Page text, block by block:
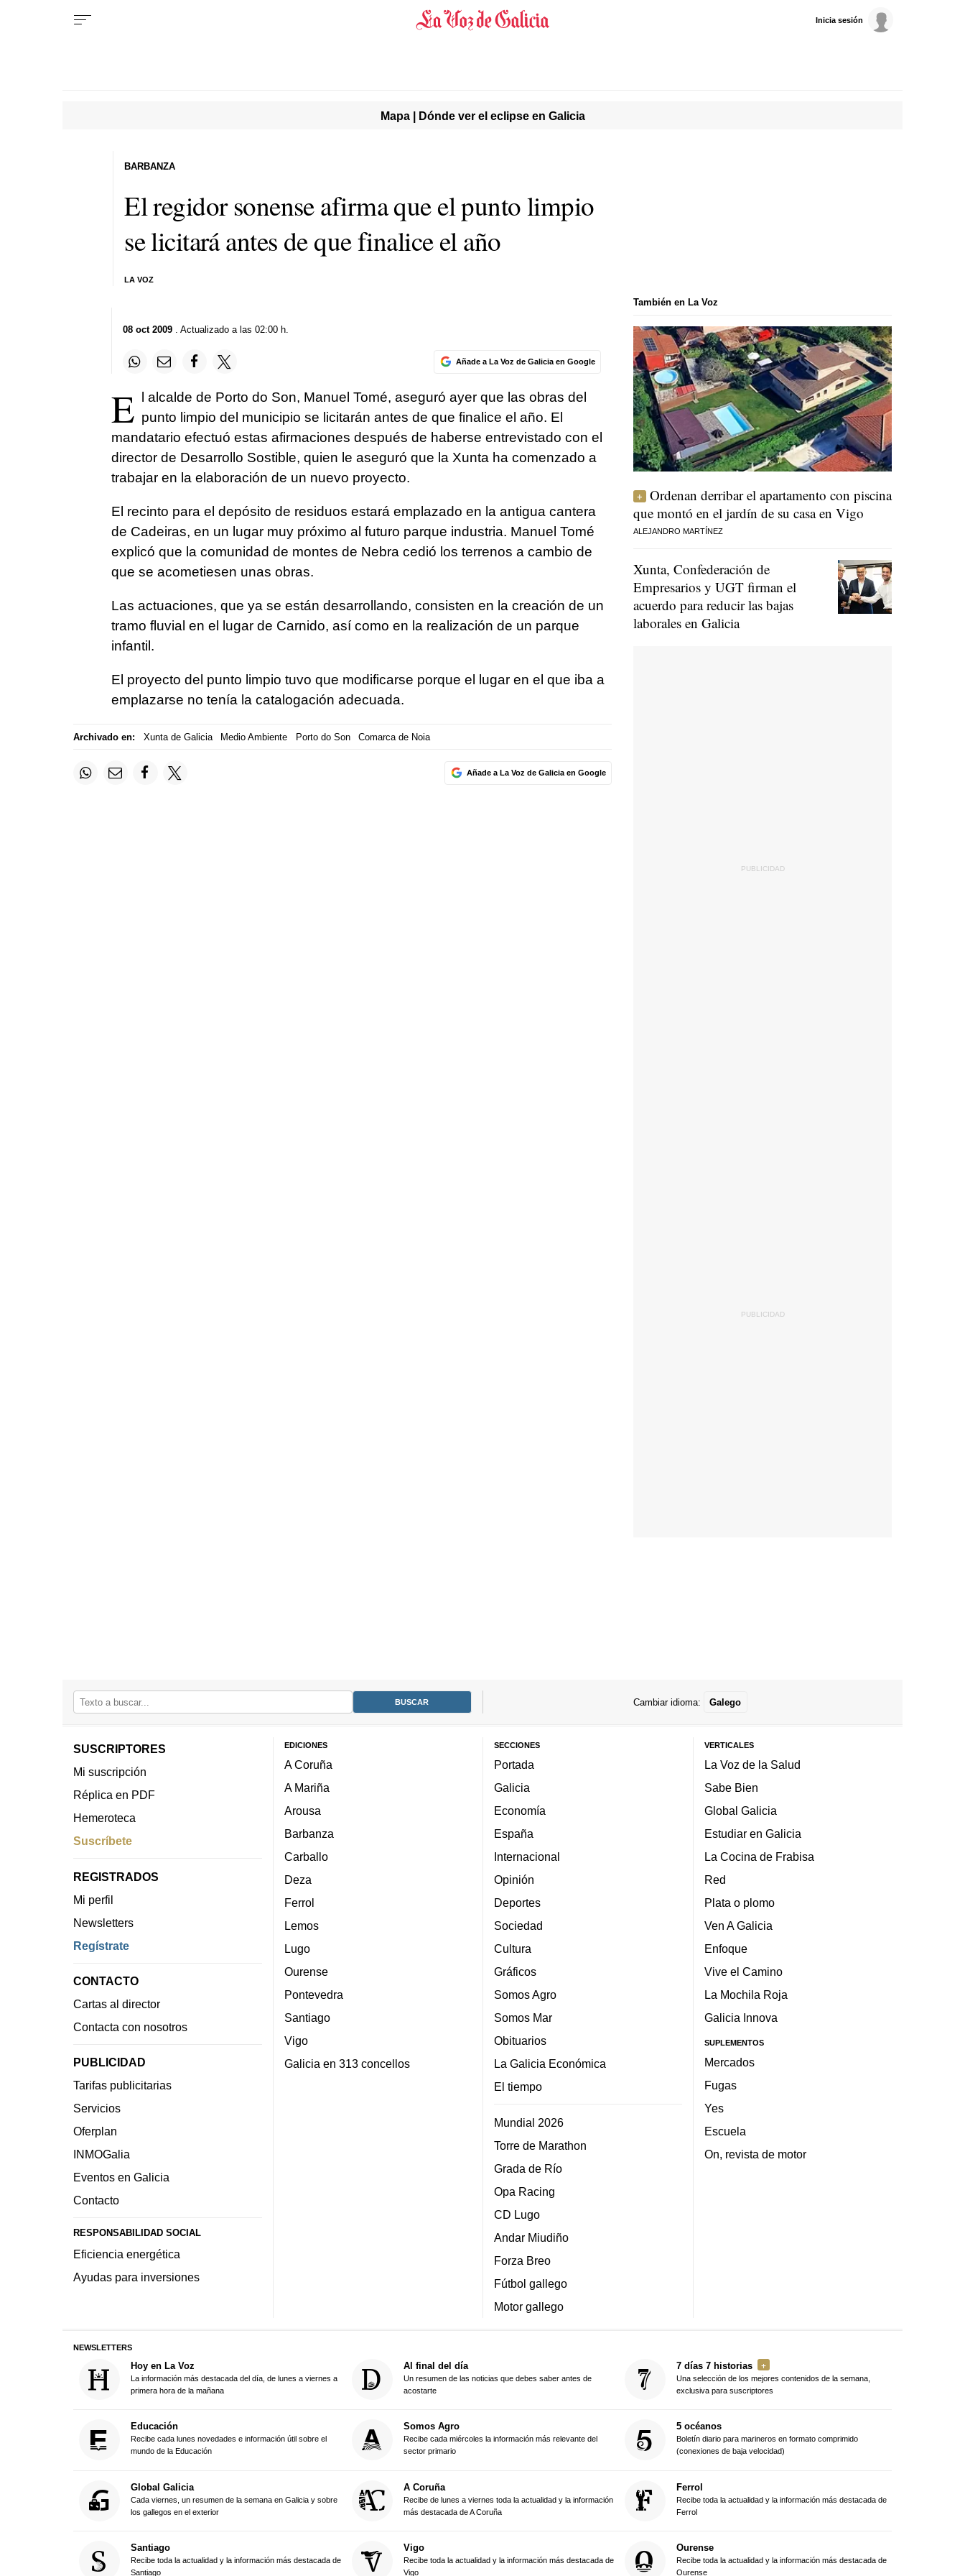
Inicia sesión
Mapa | Dónde ver el eclipse en Galicia
El regidor sonense afirma que el punto limpio
se licitará antes de que finalice el año
LA VOZ
BARBANZA
08 oct 2009. Actualizado a las 02:00 h.
Añade a La Voz de Galicia en Google
E
l alcalde de Porto do Son, Manuel Tomé, aseguró ayer que las obras del
punto limpio del municipio se licitarán antes de que finalice el año. El
mandatario efectuó estas afirmaciones después de haberse entrevistado con el
director de Desarrollo Sostible, quien le aseguró que la Xunta ha comenzado a
trabajar en la elaboración de un nuevo proyecto.
El recinto para el depósito de residuos estará emplazado en la antigua cantera
de Cadeiras, en un lugar muy próximo al futuro parque industria. Manuel Tomé
explicó que la comunidad de montes de Nebra cedió los terrenos a cambio de
que se acometiesen unas obras.
Las actuaciones, que ya se están desarrollando, consisten en la creación de un
tramo fluvial en el lugar de Carnido, así como en la realización de un parque
infantil.
El proyecto del punto limpio tuvo que modificarse porque el lugar en el que iba a
emplazarse no tenía la catalogación adecuada.
Archivado en: Xunta de Galicia Medio Ambiente Porto do Son Comarca de Noia
Añade a La Voz de Galicia en Google
También en La Voz
Ordenan derribar el apartamento con piscina
que montó en el jardín de su casa en Vigo
ALEJANDRO MARTÍNEZ
Xunta, Confederación de
Empresarios y UGT firman el
acuerdo para reducir las bajas
laborales en Galicia
Cambiar idioma: Galego
SUSCRIPTORES
Mi suscripción
Réplica en PDF
Hemeroteca
Suscríbete
REGISTRADOS
Mi perfil
Newsletters
Regístrate
CONTACTO
Cartas al director
Contacta con nosotros
PUBLICIDAD
Tarifas publicitarias
Servicios
Oferplan
INMOGalia
Eventos en Galicia
Contacto
RESPONSABILIDAD SOCIAL
Eficiencia energética
Ayudas para inversiones
EDICIONES
A Coruña
A Mariña
Arousa
Barbanza
Carballo
Deza
Ferrol
Lemos
Lugo
Ourense
Pontevedra
Santiago
Vigo
Galicia en 313 concellos
SECCIONES
Portada
Galicia
Economía
España
Internacional
Opinión
Deportes
Sociedad
Cultura
Gráficos
Somos Agro
Somos Mar
Obituarios
La Galicia Económica
El tiempo
Mundial 2026
Torre de Marathon
Grada de Río
Opa Racing
CD Lugo
Andar Miudiño
Forza Breo
Fútbol gallego
Motor gallego
VERTICALES
La Voz de la Salud
Sabe Bien
Global Galicia
Estudiar en Galicia
La Cocina de Frabisa
Red
Plata o plomo
Ven A Galicia
Enfoque
Vive el Camino
La Mochila Roja
Galicia Innova
SUPLEMENTOS
Mercados
Fugas
Yes
Escuela
On, revista de motor
NEWSLETTERS
Hoy en La Voz
La información más destacada del día, de lunes a viernes a
primera hora de la mañana
Al final del día
Un resumen de las noticias que debes saber antes de
acostarte
7 días 7 historias
Una selección de los mejores contenidos de la semana,
exclusiva para suscriptores
Educación
Recibe cada lunes novedades e información útil sobre el
mundo de la Educación
Somos Agro
Recibe cada miércoles la información más relevante del
sector primario
5 océanos
Boletín diario para marineros en formato comprimido
(conexiones de baja velocidad)
Global Galicia
Cada viernes, un resumen de la semana en Galicia y sobre
los gallegos en el exterior
A Coruña
Recibe de lunes a viernes toda la actualidad y la información
más destacada de A Coruña
Ferrol
Recibe toda la actualidad y la información más destacada de
Ferrol
Santiago
Recibe toda la actualidad y la información más destacada de
Santiago
Vigo
Recibe toda la actualidad y la información más destacada de
Vigo
Ourense
Recibe toda la actualidad y la información más destacada de
Ourense